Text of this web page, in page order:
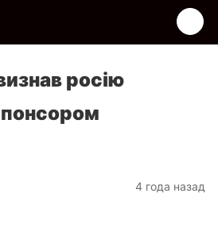
росію
4 года назад